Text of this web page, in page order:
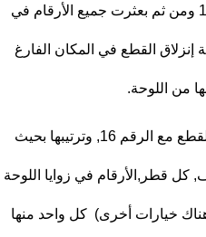
اللعبةالأولى هي إخراج الرقم 16 ومن ثم بعثرت جميع الأرقام في
إنزلاق القطع في المكان الفارغ
من اللوحة.
اللعبة الثانية هي إدخال جميع القطع مع الرقم 16, وترتيبها بحيث
قطر,الأرقام في زوايا اللوحة
خيارات أخرى) كل واحد منها